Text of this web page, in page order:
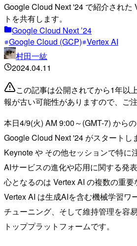
Google Cloud Next '24 で紹介された
トを共有します。
Google Cloud Next ’24
Google Cloud (GCP) Vertex AI
村田一紘
2024.04.11
この記事は公開されてから1年以
報が古い可能性がありますので、ご注
本日4/9(火) AM 9:00～(GMT-7) から
Google Cloud Next '24 がスタートし
Keynote や その他セッションで特に
AIサービスの進化や応用に関する発
心となるのは Vertex AI の複数の重要
Vertex AI は生成AIを含む機械学習ワ
チューニング、そして維持管理を容
トッププラットフォームです。